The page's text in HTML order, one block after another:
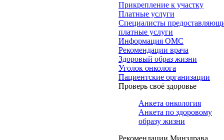
Прикрепление к участку
Платные услуги
Специалисты
платные услуги
Информация ОМС
Рекомендации врача
Здоровый образ жизни
Уголок онколога
Пациентские организации
Проверь своё здоровье
Анкета онкология
Анкета по здоровому
образу жизни